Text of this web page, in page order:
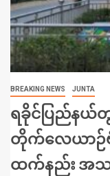
BREAKING NEWS JUNTA
ရခိုင်ပြည်နယ်တွ
တိုက်လေယာဉ်ဗုံ
ထက်နည်း အသ